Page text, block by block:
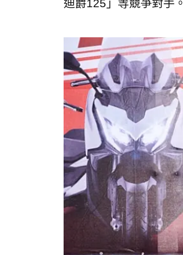
迪爵125」等競爭對手。